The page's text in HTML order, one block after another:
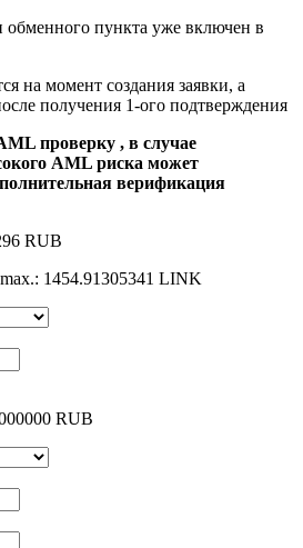
пункта уже включен в
на момент создания заявки, а
получения 1-ого подтверждения
проверку , в случае
AML риска может
верификация
RUB
max.: 1454.91305341 LINK
RUB